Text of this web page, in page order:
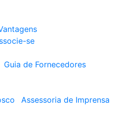
se
Guia de Fornecedores
Assessoria de Imprensa